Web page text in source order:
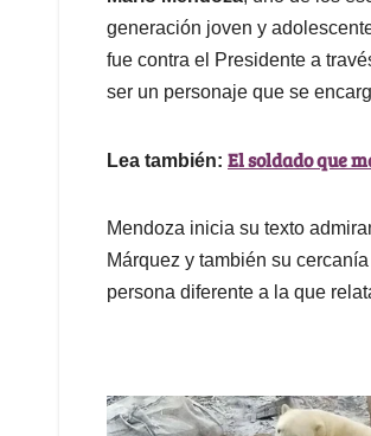
p
p
o
k
I
n
s
generación joven y
fue contra el Presidente a
ser un personaje que se
Lea también: El soldado que
Mendoza inicia su texto
Márquez y también su
persona diferente a la que